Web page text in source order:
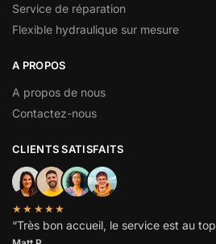
Service de réparation
Flexible hydraulique sur mesure
A PROPOS
A propos de nous
Contactez-nous
CLIENTS SATISFAITS
★★★★★
“Très bon accueil, le service est au top